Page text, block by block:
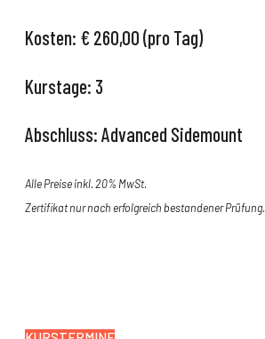
Kosten: €260,00 (pro Tag)
Kurstage: 3
Abschluss:Advanced Sidemount
Alle Preise inkl. 20% MwSt.
Zertifikat nur nach erfolgreich bestandener Prüfung.